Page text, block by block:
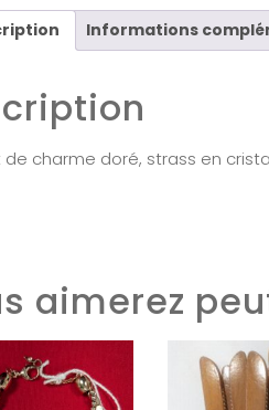
Informations
de charme doré, strass en
aimerez